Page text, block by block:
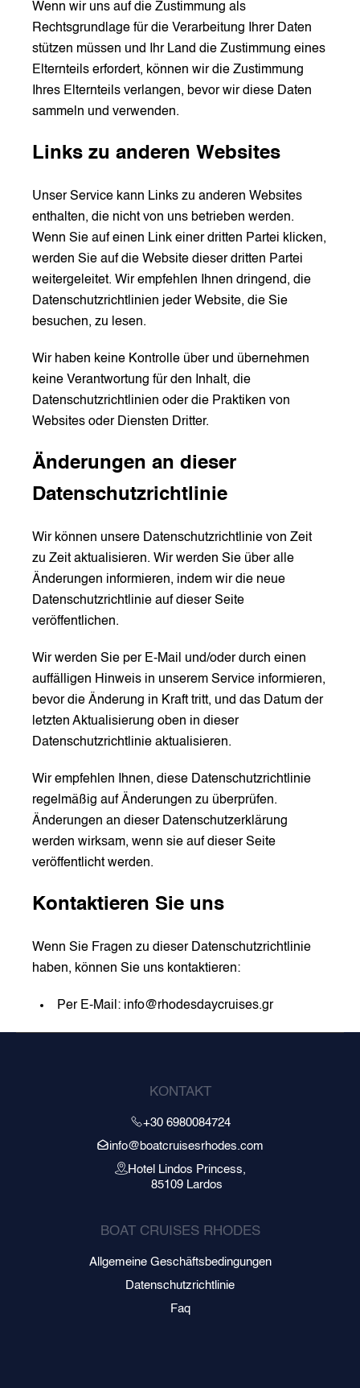
Wenn wir uns auf die Zustimmung als
Rechtsgrundlage für die Verarbeitung Ihrer Daten
stützen müssen und Ihr Land die Zustimmung eines
Elternteils erfordert, können wir die Zustimmung
Ihres Elternteils verlangen, bevor wir diese Daten
sammeln und verwenden.
Links zu anderen Websites
Unser Service kann Links zu anderen Websites
enthalten, die nicht von uns betrieben werden.
Wenn Sie auf einen Link einer dritten Partei klicken,
werden Sie auf die Website dieser dritten Partei
weitergeleitet. Wir empfehlen Ihnen dringend, die
Datenschutzrichtlinien jeder Website, die Sie
besuchen, zu lesen.
Wir haben keine Kontrolle über und übernehmen
keine Verantwortung für den Inhalt, die
Datenschutzrichtlinien oder die Praktiken von
Websites oder Diensten Dritter.
Änderungen an dieser
Datenschutzrichtlinie
Wir können unsere Datenschutzrichtlinie von Zeit
zu Zeit aktualisieren. Wir werden Sie über alle
Änderungen informieren, indem wir die neue
Datenschutzrichtlinie auf dieser Seite
veröffentlichen.
Wir werden Sie per E-Mail und/oder durch einen
auffälligen Hinweis in unserem Service informieren,
bevor die Änderung in Kraft tritt, und das Datum der
letzten Aktualisierung oben in dieser
Datenschutzrichtlinie aktualisieren.
Wir empfehlen Ihnen, diese Datenschutzrichtlinie
regelmäßig auf Änderungen zu überprüfen.
Änderungen an dieser Datenschutzerklärung
werden wirksam, wenn sie auf dieser Seite
veröffentlicht werden.
Kontaktieren Sie uns
Wenn Sie Fragen zu dieser Datenschutzrichtlinie
haben, können Sie uns kontaktieren:
Per E-Mail: info@rhodesdaycruises.gr
KONTAKT
+30 6980084724
info@boatcruisesrhodes.com
Hotel Lindos Princess,
85109 Lardos
BOAT CRUISES RHODES
Allgemeine Geschäftsbedingungen
Datenschutzrichtlinie
Faq